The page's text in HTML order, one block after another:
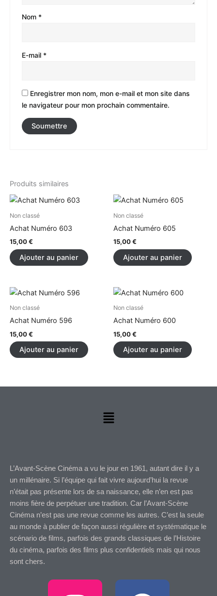
Nom *
E-mail *
Enregistrer mon nom, mon e-mail et mon site dans
le navigateur pour mon prochain commentaire.
Produits similaires
Non classé
Achat Numéro 603
15,00€
Ajouter au panier
Non classé
Achat Numéro 605
15,00€
Ajouter au panier
Non classé
Achat Numéro 596
15,00€
Ajouter au panier
Non classé
Achat Numéro 600
15,00€
Ajouter au panier
Menu
L’Avant-Scène Cinéma a vu le jour en 1961, autant dire il y a
un millénaire. Si l’équipe qui fait vivre aujourd’hui la revue
n’était pas présente lors de sa naissance, elle n’en est pas
moins fière de perpétuer une tradition. Car l’Avant-Scène
Cinéma n’est pas une revue comme les autres. C’est la seule
au monde à publier de façon aussi régulière et systématique le
scénario de films, parfois des grands classiques de l’Histoire
du cinéma, parfois des films plus confidentiels mais qui nous
sont chers.